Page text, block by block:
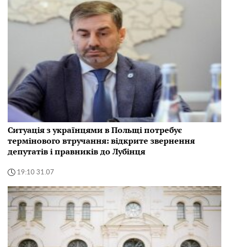
Ситуація з українцями в Польщі потребує
термінового втручання: відкрите звернення
депутатів і правників до Лубінця
19:10 31.07